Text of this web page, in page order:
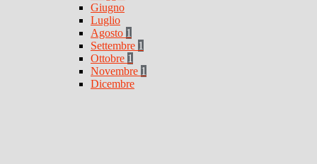
Giugno
Luglio
Agosto 1
Settembre 1
Ottobre 1
Novembre 1
Dicembre